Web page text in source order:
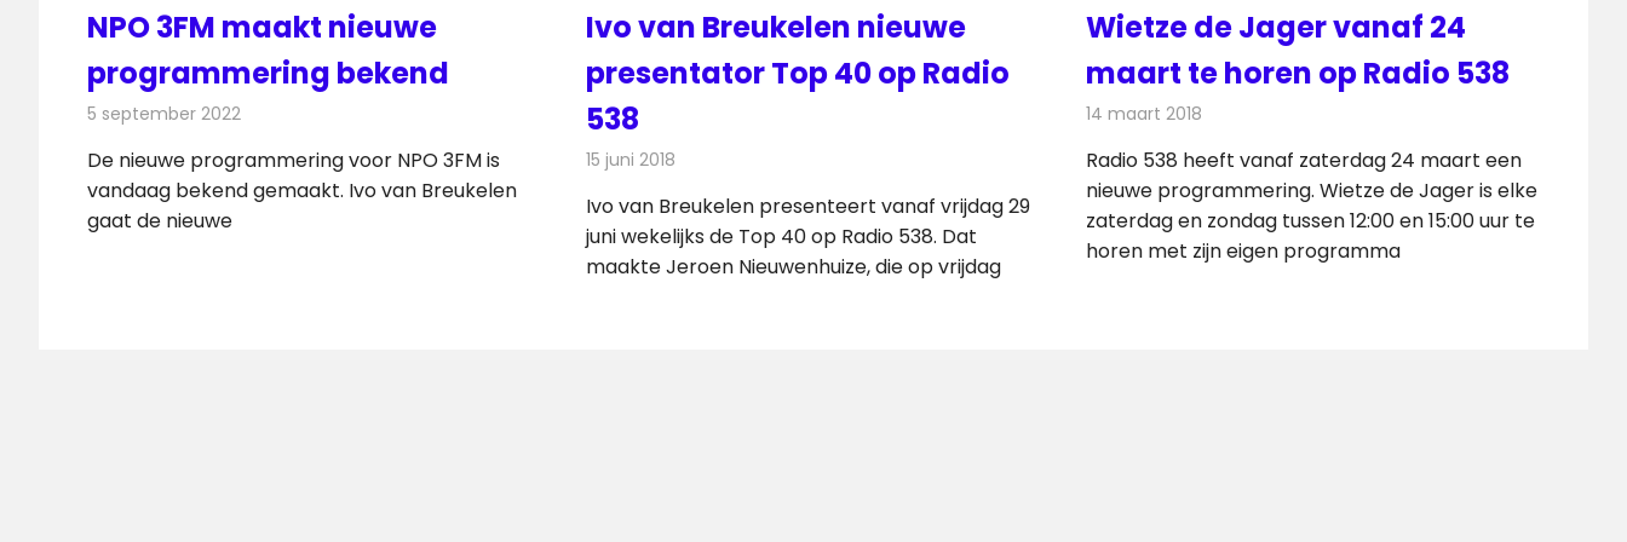
NPO 3FM maakt nieuwe
programmering bekend
5 september 2022
De nieuwe programmering voor NPO 3FM is
vandaag bekend gemaakt. Ivo van Breukelen
gaat de nieuwe
Ivo van Breukelen nieuwe
presentator Top 40 op Radio
538
15 juni 2018
Ivo van Breukelen presenteert vanaf vrijdag 29
juni wekelijks de Top 40 op Radio 538. Dat
maakte Jeroen Nieuwenhuize, die op vrijdag
Wietze de Jager vanaf 24
maart te horen op Radio 538
14 maart 2018
Radio 538 heeft vanaf zaterdag 24 maart een
nieuwe programmering. Wietze de Jager is elke
zaterdag en zondag tussen 12:00 en 15:00 uur te
horen met zijn eigen programma